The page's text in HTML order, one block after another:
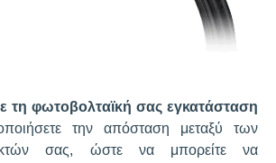
τη φωτοβολταϊκή σας εγκατάσταση
την απόσταση μεταξύ των
σας, ώστε να μπορείτε να